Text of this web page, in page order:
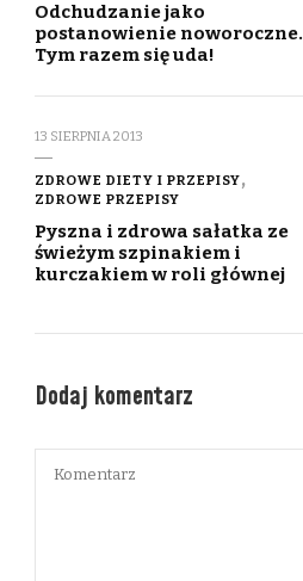
Odchudzanie jako
postanowienie noworoczne.
Tym razem się uda!
13 SIERPNIA 2013
ZDROWE DIETY I PRZEPISY
ZDROWE PRZEPISY
Pyszna i zdrowa sałatka ze
świeżym szpinakiem i
kurczakiem w roli głównej
Dodaj komentarz